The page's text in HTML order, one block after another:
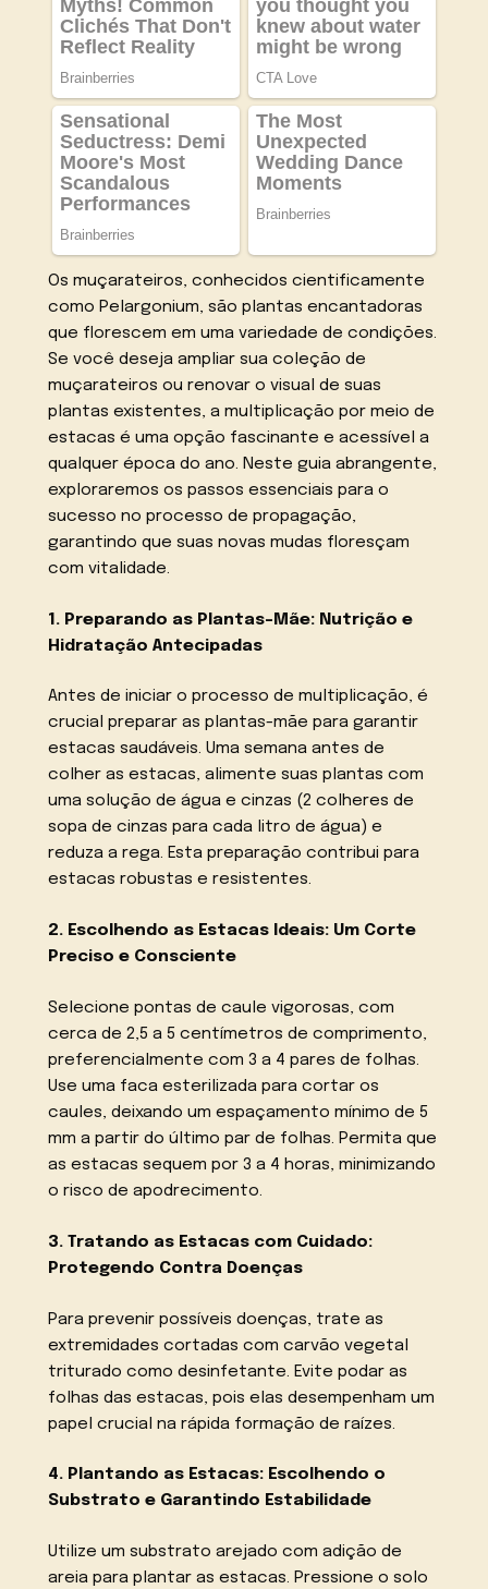
Os muçarateiros, conhecidos cientificamente
como Pelargonium, são plantas encantadoras
que florescem em uma variedade de condições.
Se você deseja ampliar sua coleção de
muçarateiros ou renovar o visual de suas
plantas existentes, a multiplicação por meio de
estacas é uma opção fascinante e acessível a
qualquer época do ano. Neste guia abrangente,
exploraremos os passos essenciais para o
sucesso no processo de propagação,
garantindo que suas novas mudas floresçam
com vitalidade.
1. Preparando as Plantas-Mãe: Nutrição e
Hidratação Antecipadas
Antes de iniciar o processo de multiplicação, é
crucial preparar as plantas-mãe para garantir
estacas saudáveis. Uma semana antes de
colher as estacas, alimente suas plantas com
uma solução de água e cinzas (2 colheres de
sopa de cinzas para cada litro de água) e
reduza a rega. Esta preparação contribui para
estacas robustas e resistentes.
2. Escolhendo as Estacas Ideais: Um Corte
Preciso e Consciente
Selecione pontas de caule vigorosas, com
cerca de 2,5 a 5 centímetros de comprimento,
preferencialmente com 3 a 4 pares de folhas.
Use uma faca esterilizada para cortar os
caules, deixando um espaçamento mínimo de 5
mm a partir do último par de folhas. Permita que
as estacas sequem por 3 a 4 horas, minimizando
o risco de apodrecimento.
3. Tratando as Estacas com Cuidado:
Protegendo Contra Doenças
Para prevenir possíveis doenças, trate as
extremidades cortadas com carvão vegetal
triturado como desinfetante. Evite podar as
folhas das estacas, pois elas desempenham um
papel crucial na rápida formação de raízes.
4. Plantando as Estacas: Escolhendo o
Substrato e Garantindo Estabilidade
Utilize um substrato arejado com adição de
areia para plantar as estacas. Pressione o solo